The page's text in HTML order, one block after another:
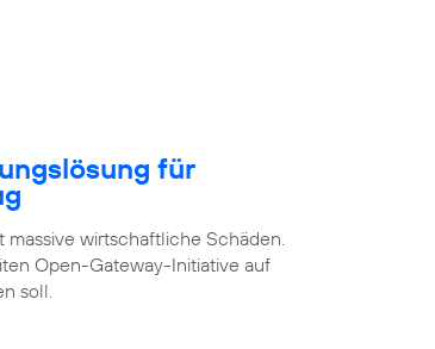
für
wirtschaftliche Schäden.
Open-Gateway-Initiative auf
soll.